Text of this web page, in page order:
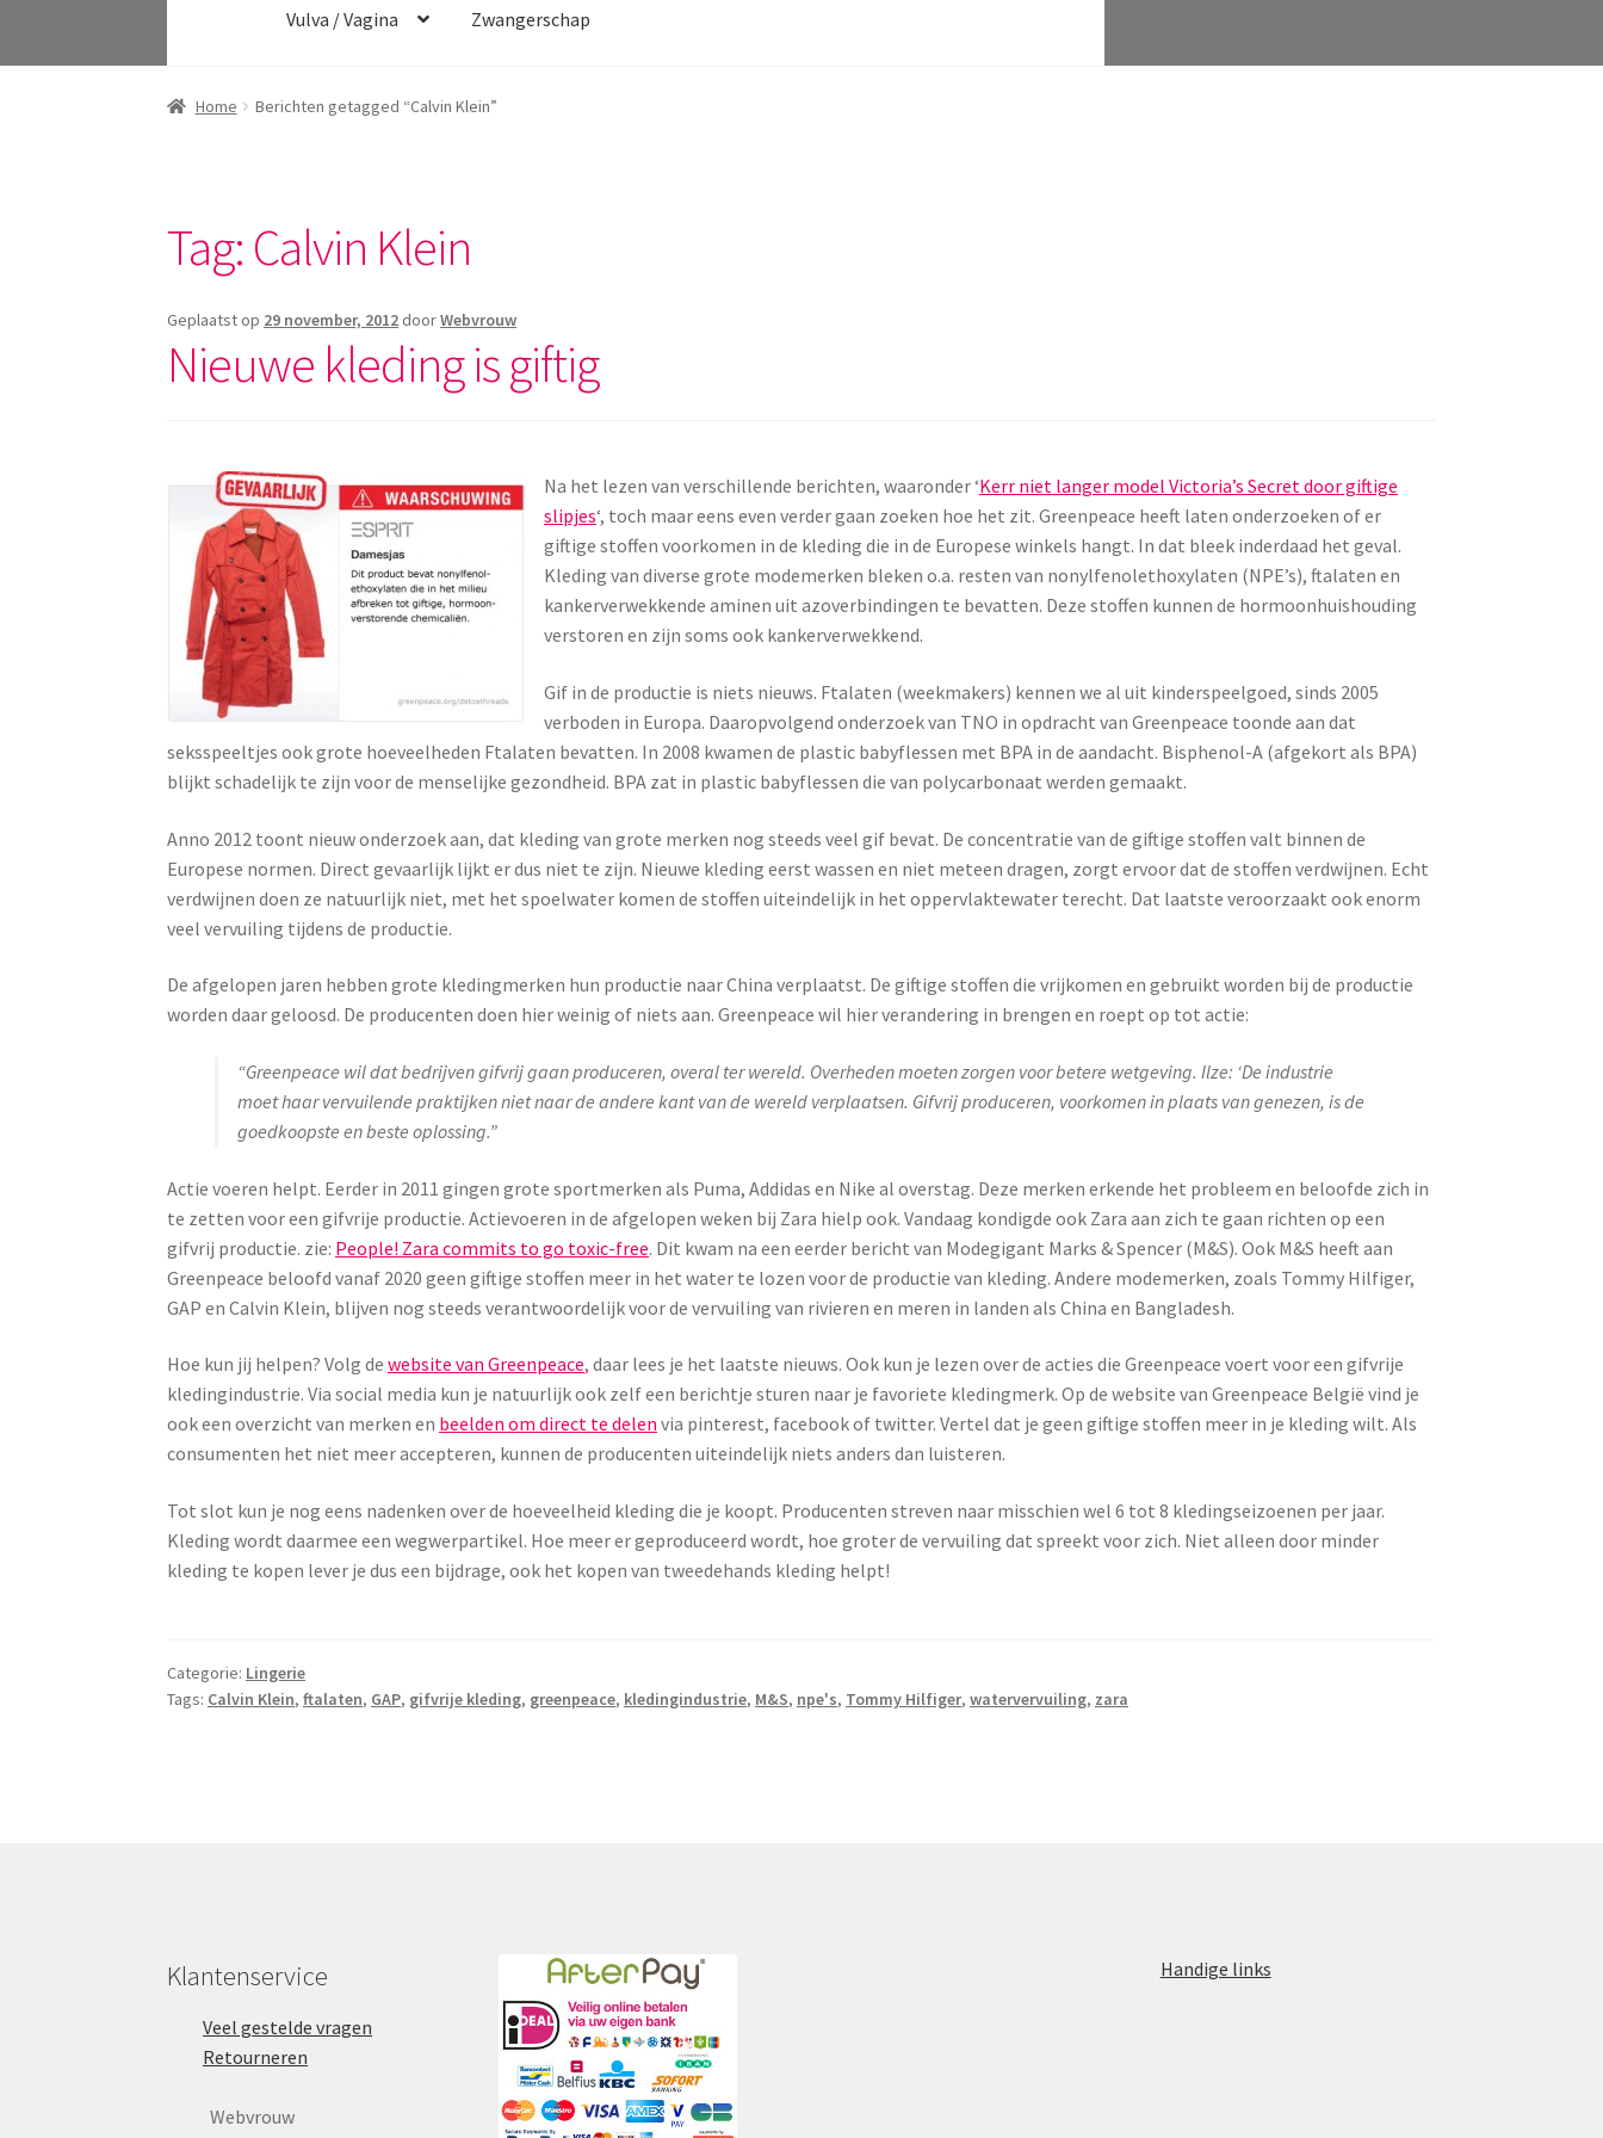
Vulva / Vagina Zwangerschap
Home Berichten getagged “Calvin Klein”
Tag: Calvin Klein
Geplaatst op 29 november, 2012 doorWebvrouw
Nieuwe kleding is giftig
Na het lezen van verschillende berichten, waaronder ‘Kerr niet langer model Victoria’s Secret door giftige
slipjes‘, toch maar eens even verder gaan zoeken hoe het zit. Greenpeace heeft laten onderzoeken of er
giftige stoffen voorkomen in de kleding die in de Europese winkels hangt. In dat bleek inderdaad het geval.
Kleding van diverse grote modemerken bleken o.a. resten van nonylfenolethoxylaten (NPE’s), ftalaten en
kankerverwekkende aminen uit azoverbindingen te bevatten. Deze stoffen kunnen de hormoonhuishouding
verstoren en zijn soms ook kankerverwekkend.
Gif in de productie is niets nieuws. Ftalaten (weekmakers) kennen we al uit kinderspeelgoed, sinds 2005
verboden in Europa. Daaropvolgend onderzoek van TNO in opdracht van Greenpeace toonde aan dat
seksspeeltjes ook grote hoeveelheden Ftalaten bevatten. In 2008 kwamen de plastic babyflessen met BPA in de aandacht. Bisphenol-A (afgekort als BPA)
blijkt schadelijk te zijn voor de menselijke gezondheid. BPA zat in plastic babyflessen die van polycarbonaat werden gemaakt.
Anno 2012 toont nieuw onderzoek aan, dat kleding van grote merken nog steeds veel gif bevat. De concentratie van de giftige stoffen valt binnen de
Europese normen. Direct gevaarlijk lijkt er dus niet te zijn. Nieuwe kleding eerst wassen en niet meteen dragen, zorgt ervoor dat de stoffen verdwijnen. Echt
verdwijnen doen ze natuurlijk niet, met het spoelwater komen de stoffen uiteindelijk in het oppervlaktewater terecht. Dat laatste veroorzaakt ook enorm
veel vervuiling tijdens de productie.
De afgelopen jaren hebben grote kledingmerken hun productie naar China verplaatst. De giftige stoffen die vrijkomen en gebruikt worden bij de productie
worden daar geloosd. De producenten doen hier weinig of niets aan. Greenpeace wil hier verandering in brengen en roept op tot actie:
“Greenpeace wil dat bedrijven gifvrij gaan produceren, overal ter wereld. Overheden moeten zorgen voor betere wetgeving. Ilze: ‘De industrie
moet haar vervuilende praktijken niet naar de andere kant van de wereld verplaatsen. Gifvrij produceren, voorkomen in plaats van genezen, is de
goedkoopste en beste oplossing.”
Actie voeren helpt. Eerder in 2011 gingen grote sportmerken als Puma, Addidas en Nike al overstag. Deze merken erkende het probleem en beloofde zich in
te zetten voor een gifvrije productie. Actievoeren in de afgelopen weken bij Zara hielp ook. Vandaag kondigde ook Zara aan zich te gaan richten op een
gifvrij productie. zie: People! Zara commits to go toxic-free. Dit kwam na een eerder bericht van Modegigant Marks & Spencer (M&S). Ook M&S heeft aan
Greenpeace beloofd vanaf 2020 geen giftige stoffen meer in het water te lozen voor de productie van kleding. Andere modemerken, zoals Tommy Hilfiger,
GAP en Calvin Klein, blijven nog steeds verantwoordelijk voor de vervuiling van rivieren en meren in landen als China en Bangladesh.
Hoe kun jij helpen? Volg dewebsite van Greenpeace, daar lees je het laatste nieuws. Ook kun je lezen over de acties die Greenpeace voert voor een gifvrije
kledingindustrie. Via social media kun je natuurlijk ook zelf een berichtje sturen naar je favoriete kledingmerk. Op de website van Greenpeace België vind je
ook een overzicht van merken en beelden om direct te delen via pinterest, facebook of twitter. Vertel dat je geen giftige stoffen meer in je kleding wilt. Als
consumenten het niet meer accepteren, kunnen de producenten uiteindelijk niets anders dan luisteren.
Tot slot kun je nog eens nadenken over de hoeveelheid kleding die je koopt. Producenten streven naar misschien wel 6 tot 8 kledingseizoenen per jaar.
Kleding wordt daarmee een wegwerpartikel. Hoe meer er geproduceerd wordt, hoe groter de vervuiling dat spreekt voor zich. Niet alleen door minder
kleding te kopen lever je dus een bijdrage, ook het kopen van tweedehands kleding helpt!
Categorie: Lingerie
Tags: Calvin Klein,ftalaten, GAP, gifvrije kleding, greenpeace, kledingindustrie, M&S, npe's, Tommy Hilfiger,watervervuiling, zara
Klantenservice
Veel gestelde vragen
Retourneren
Webvrouw
Handige links